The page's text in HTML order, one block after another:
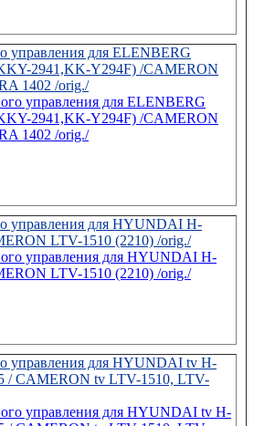
управления для ELENBERG
2941,KK-Y294F) /CAMERON
1402 /orig./
управления для HYUNDAI H-
LTV-1510 (2210) /orig./
управления для HYUNDAI tv H-
/ CAMERON tv LTV-1510, LTV-